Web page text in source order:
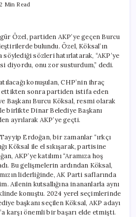
2 Min Read
Yunan
Ordusu’nun
Partisi
Diyordu!’
Özel, partiden AKP’ye geçen Burcu
bulundu. Özel, Köksal’ın
söylediği sözleri hatırlatarak, “AKP’ye
diyordu, onu zor susturdum,” dedi.
konuşulan, CHP’nin ihraç
sonra partiden istifa eden
Başkanı Burcu Köksal, resmi olarak
birlikte Dinar Belediye Başkanı
ayrılarak AKP’ye geçti.
Erdoğan, bir zamanlar “ırkçı
Köksal ile el sıkışarak, partisine
AKP’ye katılımı “Aramıza hoş
Bu gelişmelerin ardından Köksal,
liderliğinde, AK Parti saflarında
Ailenin kutsallığına inananlarla aynı
konuştu. 2024 yerel seçimlerinde
başkanı seçilen Köksal, AKP adayı
karşı önemli bir başarı elde etmişti.